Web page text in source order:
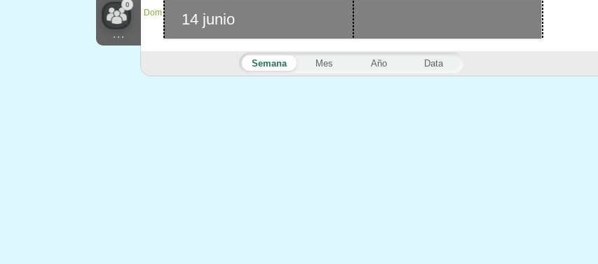
0
...
Semana Mes Año Data
Dom 14 junio